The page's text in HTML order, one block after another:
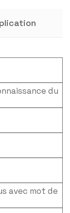
du
avec mot de